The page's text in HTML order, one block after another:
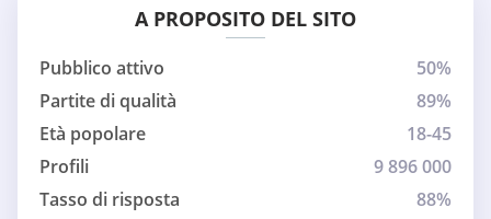
A PROPOSITO DEL SITO
Pubblico attivo
50%
Partite di qualità
89%
Età popolare
18-45
Profili
9 896 000
Tasso di risposta
88%